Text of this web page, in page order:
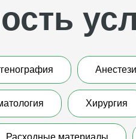
Хирургия
Расходные материалы